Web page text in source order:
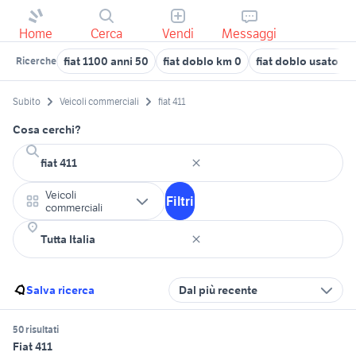
Home Cerca Vendi Messaggi
Ricerche fiat 1100 anni 50 fiat doblo km 0 fiat doblo usato
Subito Veicoli commerciali fiat 411
Cosa cerchi?
Veicoli
commerciali
Filtri
Salva ricerca Dal più recente
50 risultati
Fiat 411